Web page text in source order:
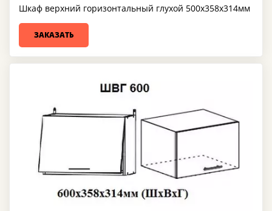
Шкаф верхний горизонтальный глухой 500х358х314мм
ЗАКАЗАТЬ